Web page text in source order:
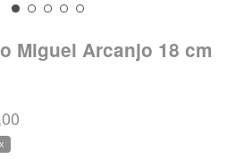
Miguel Arcanjo 18 cm